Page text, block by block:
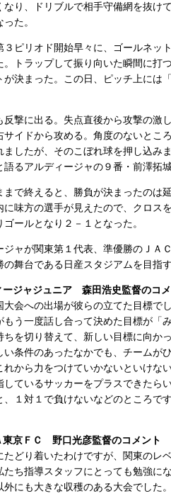
り、ドリブルで相手守備網を抜け
た。
ピリオド開始早々に、ゴールネッ
トラップして振り向いた瞬間に打
決まった。この日、ピッチ上には
撃に出る。失点直後から攻撃の激
イドから攻める。角度のないとこ
したが、そのこぼれ球を押し込み
るアルディージャの９番・前澤拓
で終えると、勝負が決まったのは
味方の選手が見えたので、クロス
ールとなり２－１となった。
ャが関東第１代表、準優勝のＪＡ
舞台である日産スタジアムを目指す
ジャジュニア 森田浩史監督のコメ
会への出場が彼らの立てた目標で
う一度話し合って決めた目標が「
を切り替えて、新しい目標に向か
い条件のあったなかでも、チームが
から力をつけていかないといけな
ているサッカーをプラスできたら
１対１で負けないなどのところで
京ＦＣ 野口光彦監督のコメント
どり着いたわけですが、関東のレ
ち指導スタッフにとっても勉強に
にも大きな収穫のある大会でした